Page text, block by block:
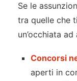
Se le
tra quelle che
un’occhiata
Concorsi
aperti in